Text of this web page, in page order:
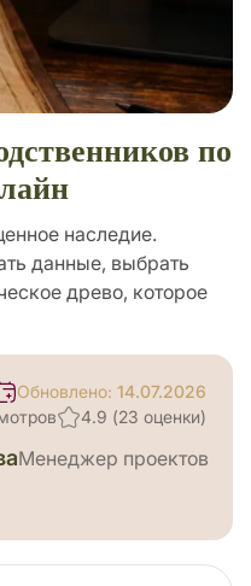
по
наследие.
данные, выбрать
древо, которое
Обновлено: 14.07.2026
4.9 (23 оценки)
Менеджер проектов